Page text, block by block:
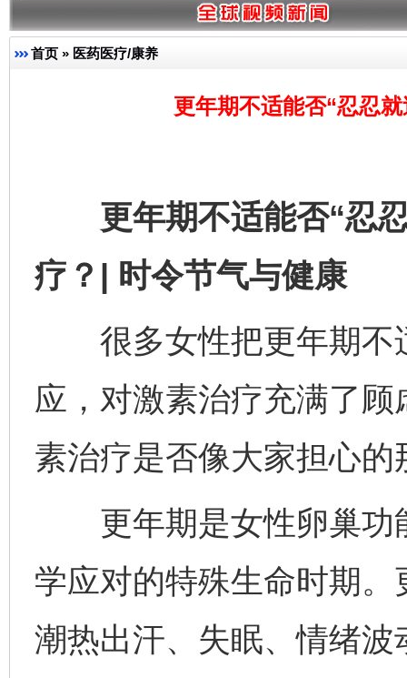
首页 » 医药医疗/康养
更年期不适能否“忍忍
更年期不适能否“忍忍
疗？| 时令节气与健康
很多女性把更年期不
应，对激素治疗充满了
素治疗是否像大家担心的
更年期是女性卵巢功
学应对的特殊生命时期
潮热出汗、失眠、情绪